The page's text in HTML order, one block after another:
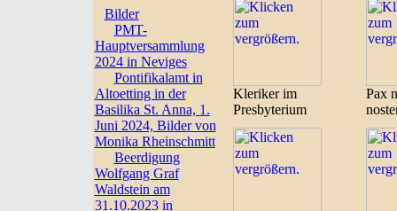
Bilder
PMT-
Hauptversammlung
2024 in Neviges
Pontifikalamt in
Altoetting in der
Basilika St. Anna, 1.
Juni 2024, Bilder von
Monika Rheinschmitt
Beerdigung
Wolfgang Graf
Waldstein am
31.10.2023 in
Kleriker im
Presbyterium
Pax